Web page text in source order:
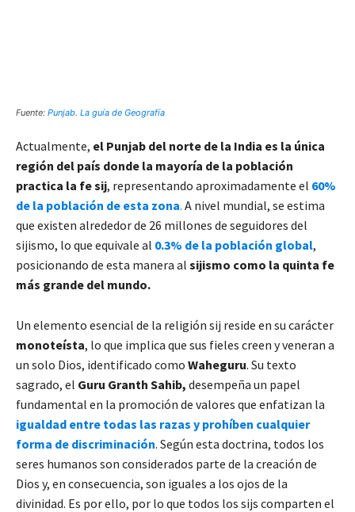
Fuente: Punjab. La guía de Geografía
Actualmente, el Punjab del norte de la India es la única
región del país donde la mayoría de la población
practica la fe sij, representando aproximadamente el 60%
de la población de esta zona. A nivel mundial, se estima
que existen alrededor de 26 millones de seguidores del
sijismo, lo que equivale al 0.3% de la población global,
posicionando de esta manera al sijismo como la quinta fe
más grande del mundo.
Un elemento esencial de la religión sij reside en su carácter
monoteísta, lo que implica que sus fieles creen y veneran a
un solo Dios, identificado como Waheguru. Su texto
sagrado, el Guru Granth Sahib, desempeña un papel
fundamental en la promoción de valores que enfatizan la
igualdad entre todas las razas y prohíben cualquier
forma de discriminación. Según esta doctrina, todos los
seres humanos son considerados parte de la creación de
Dios y, en consecuencia, son iguales a los ojos de la
divinidad. Es por ello, por lo que todos los sijs comparten el